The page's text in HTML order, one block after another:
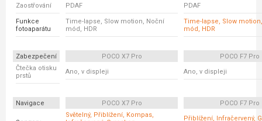
Zaostřování PDAF PDAF
Funkce
fotoaparátu
Time-lapse, Slow motion, Noční
mód, HDR
Time-lapse, Slow
mód, HDR
Zabezpečení POCO X7 Pro
POCO F7 Pro
Čtečka otisku
prstů
Ano, v displeji Ano, v displeji
Navigace POCO X7 Pro POCO F7 Pro
Světelný, Přiblížení, Kompas,
Přiblížení, Infračervený,